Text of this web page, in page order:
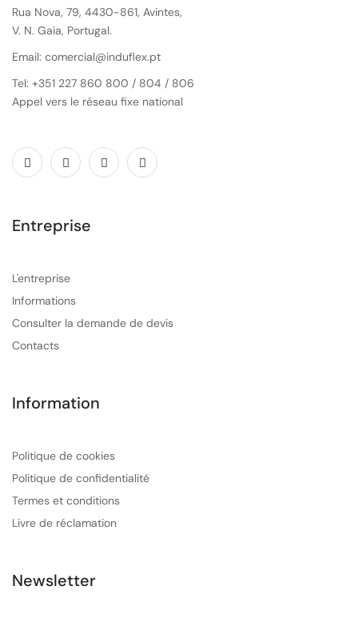
Rua Nova, 79, 4430-861, Avintes,
V. N. Gaia, Portugal.
Email: comercial@induflex.pt
Tel: +351 227 860 800 / 804 / 806
Appel vers le réseau fixe national
Entreprise
L'entreprise
Informations
Consulter la demande de devis
Contacts
Information
Politique de cookies
Politique de confidentialité
Termes et conditions
Livre de réclamation
Newsletter